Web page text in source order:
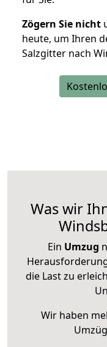
Zögern Sie nicht
heute, um Ihren
Salzgitter nach
Was wir
Ein Umzug
die Last zu
Wir haben